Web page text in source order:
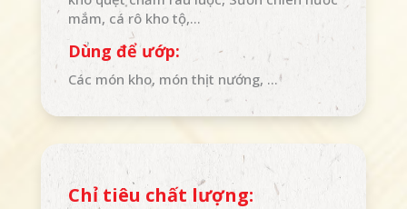
mắm, cá rô kho tộ,…
Dùng để ướp:
Các món kho, món thịt nướng, …
Chỉ tiêu chất lượng: